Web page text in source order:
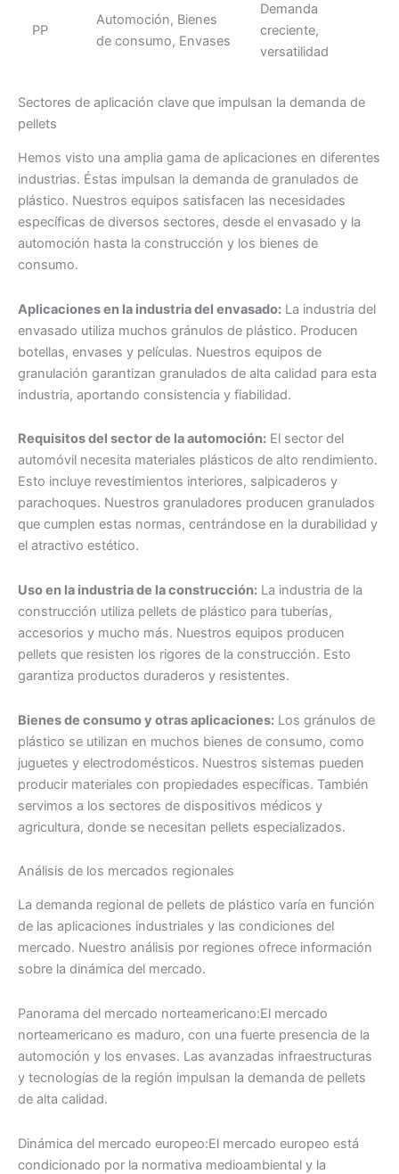
PP
Automoción, Bienes
de consumo, Envases
Demanda
creciente,
versatilidad
Sectores de aplicación clave que impulsan la demanda de
pellets
Hemos visto una amplia gama de aplicaciones en diferentes
industrias. Éstas impulsan la demanda de granulados de
plástico. Nuestros equipos satisfacen las necesidades
específicas de diversos sectores, desde el envasado y la
automoción hasta la construcción y los bienes de
consumo.
Aplicaciones en la industria del envasado: La industria del
envasado utiliza muchos gránulos de plástico. Producen
botellas, envases y películas. Nuestros equipos de
granulación garantizan granulados de alta calidad para esta
industria, aportando consistencia y fiabilidad.
Requisitos del sector de la automoción: El sector del
automóvil necesita materiales plásticos de alto rendimiento.
Esto incluye revestimientos interiores, salpicaderos y
parachoques. Nuestros granuladores producen granulados
que cumplen estas normas, centrándose en la durabilidad y
el atractivo estético.
Uso en la industria de la construcción: La industria de la
construcción utiliza pellets de plástico para tuberías,
accesorios y mucho más. Nuestros equipos producen
pellets que resisten los rigores de la construcción. Esto
garantiza productos duraderos y resistentes.
Bienes de consumo y otras aplicaciones: Los gránulos de
plástico se utilizan en muchos bienes de consumo, como
juguetes y electrodomésticos. Nuestros sistemas pueden
producir materiales con propiedades específicas. También
servimos a los sectores de dispositivos médicos y
agricultura, donde se necesitan pellets especializados.
Análisis de los mercados regionales
La demanda regional de pellets de plástico varía en función
de las aplicaciones industriales y las condiciones del
mercado. Nuestro análisis por regiones ofrece información
sobre la dinámica del mercado.
Panorama del mercado norteamericano:El mercado
norteamericano es maduro, con una fuerte presencia de la
automoción y los envases. Las avanzadas infraestructuras
y tecnologías de la región impulsan la demanda de pellets
de alta calidad.
Dinámica del mercado europeo:El mercado europeo está
condicionado por la normativa medioambiental y la